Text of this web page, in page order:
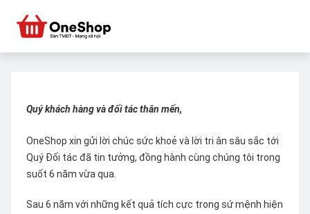
Quý khách hàng và đối tác thân mến,
OneShop xin gửi lời chúc sức khoẻ và lời tri ân sâu sắc tới
Quý Đối tác đã tin tưởng, đồng hành cùng chúng tôi trong
suốt 6 năm vừa qua.
Sau 6 năm với những kết quả tích cực trong sứ mệnh hiện